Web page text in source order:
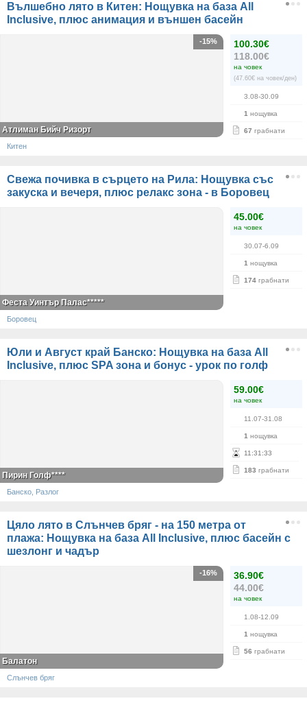
Вълшебно лято в Китен: Нощувка на база All
Inclusive, плюс анимация и външен басейн
100.30€
118.00€
на човек
(47.60€ на човек/ден)
3.08-30.09
1 нощувка
67 грабнати
-15%
Атлиман Бийч Ризорт
Китен
Свежа почивка в сърцето на Рила: Нощувка със
закуска и вечеря, плюс релакс зона - в Боровец
45.00€
на човек
30.07-6.09
1 нощувка
174 грабнати
Феста Уинтър Палас*****
Боровец
Юли и Август край Банско: Нощувка на база All
Inclusive, плюс SPA зона и бонус - урок по голф
59.00€
на човек
11.07-31.08
1 нощувка
11 :31 :33
183 грабнати
Пирин Голф****
Банско, Разлог
Цяло лято в Слънчев бряг - на 150 метра от
плажа: Нощувка на база All Inclusive, плюс басейн с
шезлонг и чадър
36.90€
44.00€
на човек
1.08-12.09
1 нощувка
56 грабнати
-16%
Балатон
Слънчев бряг